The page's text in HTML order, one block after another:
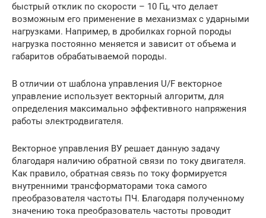
быстрый отклик по скорости – 10 Гц, что делает
возможным его применение в механизмах с ударными
нагрузками. Например, в дробилках горной породы
нагрузка постоянно меняется и зависит от объема и
габаритов обрабатываемой породы.
В отличии от шаблона управления U/F векторное
управление использует векторный алгоритм, для
определения максимально эффективного напряжения
работы электродвигателя.
Векторное управления ВУ решает данную задачу
благодаря наличию обратной связи по току двигателя.
Как правило, обратная связь по току формируется
внутренними трансформаторами тока самого
преобразователя частоты ПЧ. Благодаря полученному
значению тока преобразователь частоты проводит